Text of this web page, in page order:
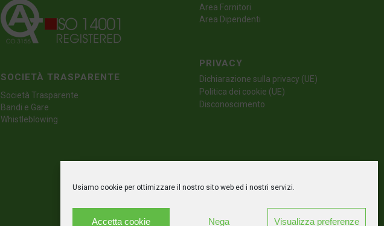
Usiamo cookie per ottimizzare il nostro sito web ed i nostri servizi.
Accetta cookie Nega Visualizza preferenze
SOCIETÀ TRASPARENTE
Società Trasparente
Bandi e Gare
Whistleblowing
Area Fornitori
Area Dipendenti
PRIVACY
Dichiarazione sulla privacy (UE)
Politica dei cookie (UE)
Disconoscimento